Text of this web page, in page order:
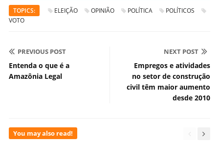
TOPICS: ELEIÇÃO OPINIÃO POLÍTICA
POLÍTICOS
VOTO
PREVIOUS POST
Entenda o que é a
Amazônia Legal
NEXT POST
Empregos e atividades
no setor de construção
civil têm maior aumento
desde 2010
You may also read!